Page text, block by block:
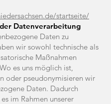
startseite/
Datenverarbeitung
Daten zu
wir sowohl technische als
Maßnahmen
es uns möglich ist,
oder pseudonymisieren wir
Daten. Dadurch
im Rahmen unserer